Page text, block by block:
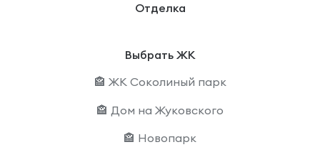
Отделка
Выбрать ЖК
🏤 ЖК Соколиный парк
🏤 Дом на Жуковского
🏤 Новопарк